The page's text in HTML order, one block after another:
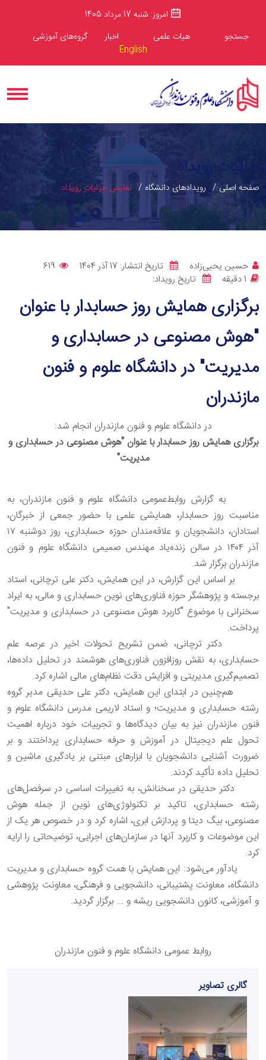
امروز: شنبه 17 مرداد 1405
جستجو
هیات علمی اخبار
گروه‌های آموزشی
English
جزئیات رویداد
صفحه اصلی رویدادهای دانشگاه نمایش جزئیات رویداد
حسین یحیی‌زاده تاریخ انتشار: 17 آذر 1404
619
1 دقيقه
تاریخ رویداد:
برگزاری همایش روز حسابدار با عنوان
"هوش مصنوعی در حسابداری و
مدیریت" در دانشگاه علوم و فنون
مازندران
در دانشگاه علوم و فنون مازندران انجام شد:
برگزاری همایش روز حسابدار با عنوان "هوش مصنوعی در حسابداری و
مدیریت"
به گزارش روابط‌عمومی دانشگاه علوم و فنون مازندران، به
مناسبت روز حسابدار، همایشی علمی با حضور جمعی از خبرگان،
استادان، دانشجویان و علاقه‌مندان حوزه حسابداری، روز دوشنبه ۱۷
آذر ۱۴۰۴ در سالن زنده‌یاد مهندس صمیمی دانشگاه علوم و فنون
مازندران برگزار شد.
بر اساس این گزارش، در این همایش، دکتر علی ترچانی، استاد
برجسته و پژوهشگر حوزه فناوری‌های نوین حسابداری و مالی، به ایراد
سخنرانی با موضوع "کاربرد هوش مصنوعی در حسابداری و مدیریت"
پرداخت.
دکتر ترچانی، ضمن تشریح تحولات اخیر در عرصه علم
حسابداری، به نقش روزافزون فناوری‌های هوشمند در تحلیل داده‌ها،
تصمیم‌گیری مدیریتی و افزایش دقت نظام‌های مالی اشاره کرد.
هم‌چنین در ابتدای این همایش، دکتر علی حدیقی مدیر گروه
رشته حسابداری و مدیریت؛ و استاد لاریمی مدرس دانشگاه علوم و
فنون مازندران نیز به بیان دیدگاه‌ها و تجربیات خود درباره اهمیت
تحول علم دیجیتال در آموزش و حرفه حسابداری پرداختند و بر
ضرورت آشنایی دانشجویان با ابزارهای مبتنی بر یادگیری ماشین و
تحلیل داده تأکید کردند.
دکتر حدیقی در سخنانش، به تغییرات اساسی در سرفصل‌های
رشته حسابداری، تاکید بر تکنولوژی‌های نوین از جمله هوش
مصنوعی، بیگ دیتا و پردازش ابری، اشاره کرد و در خصوص هر یک از
این موضوعات و کاربرد آنها در سازمان‌های اجرایی، توضیحاتی را ارایه
کرد.
یادآور می‌شود: این همایش با همت گروه حسابداری و مدیریت
دانشگاه، معاونت پشتیبانی، دانشجویی و فرهنگی، معاونت پژوهشی
و آموزشی، کانون دانشجویی ریشه و ... برگزار گردید.
روابط عمومی دانشگاه علوم و فنون مازندران
گالری تصاویر